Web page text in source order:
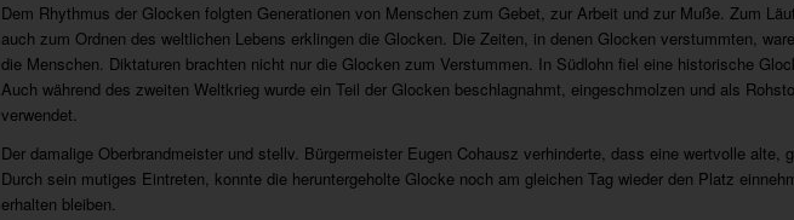
Dem Rhythmus der Glocken folgten Generationen von Menschen zum Gebet, zur Arbeit und zur Muße. Zum
auch zum Ordnen des weltlichen Lebens erklingen die Glocken. Die Zeiten, in denen Glocken verstummten,
die Menschen. Diktaturen brachten nicht nur die Glocken zum Verstummen. In Südlohn fiel eine historische
Auch während des zweiten Weltkrieg wurde ein Teil der Glocken beschlagnahmt, eingeschmolzen und als
verwendet.
Der damalige Oberbrandmeister und stellv. Bürgermeister Eugen Cohausz verhinderte, dass eine wertvolle alte,
Durch sein mutiges Eintreten, konnte die heruntergeholte Glocke noch am gleichen Tag wieder den Platz
erhalten bleiben.